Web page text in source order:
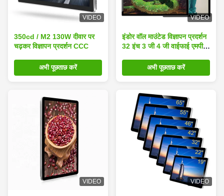
VIDEO
350cd / M2 130W दीवार पर
चढ़कर विज्ञापन प्रदर्शन CCC
अभी पूछताछ करें
VIDEO
इंडोर वॉल माउंटेड विज्ञापन प्रदर्शन
32 इंच 3 जी 4 जी वाईफाई एमपी 3
अभी पूछताछ करें
VIDEO VIDEO